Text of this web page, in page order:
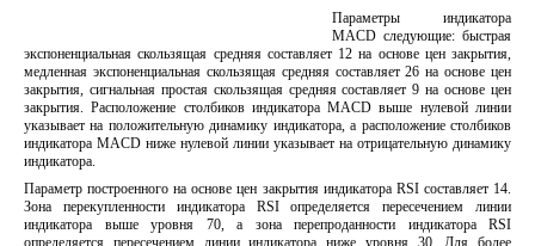
Параметры индикатора
MACD следующие: быстрая
экспоненциальная скользящая средняя составляет 12 на основе цен закрытия,
медленная экспоненциальная скользящая средняя составляет 26 на основе цен
закрытия, сигнальная простая скользящая средняя составляет 9 на основе цен
закрытия. Расположение столбиков индикатора MACD выше нулевой линии
указывает на положительную динамику индикатора, а расположение столбиков
индикатора MACD ниже нулевой линии указывает на отрицательную динамику
индикатора.
Параметр построенного на основе цен закрытия индикатора RSI составляет 14.
Зона перекупленности индикатора RSI определяется пересечением линии
индикатора выше уровня 70, а зона перепроданности индикатора RSI
определяется пересечением линии индикатора ниже уровня 30. Для более